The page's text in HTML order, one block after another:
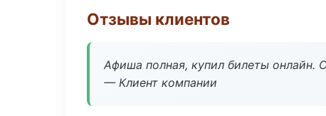
Отзывы клиентов
Афиша полная, купил билеты онлайн.
— Клиент компании